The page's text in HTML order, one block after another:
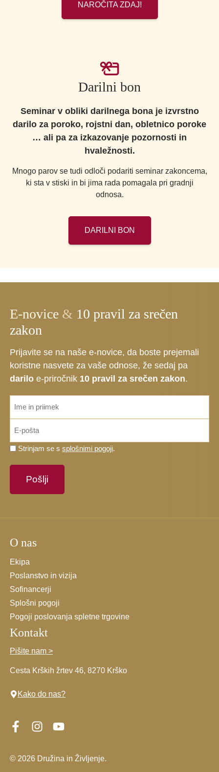
NAROČITA ZDAJ!
Darilni bon
Seminar v obliki darilnega bona je izvrstno
darilo za poroko, rojstni dan, obletnico poroke
… ali pa za izkazovanje pozornosti in
hvaležnosti.
Mnogo parov se tudi odloči podariti seminar zakoncema,
ki sta v stiski in bi jima rada pomagala pri gradnji
odnosa.
DARILNI BON
E-novice & 10 pravil za srečen
zakon
Prijavite se na naše e-novice, da boste prejemali
koristne nasvete za vaše odnose, že sedaj pa
darilo e-priročnik 10 pravil za srečen zakon.
Prosimo,
strinjate
*
Strinjam se s splošnimi pogoji.
O nas
Ekipa
Poslanstvo in vizija
Sofinancerji
Splošni pogoji
Pogoji poslovanja spletne trgovine
Kontakt
Pišite nam >
Cesta Krških žrtev 46, 8270 Krško
Kako do nas?
© 2026 Družina in Življenje.